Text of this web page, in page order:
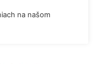
na našom